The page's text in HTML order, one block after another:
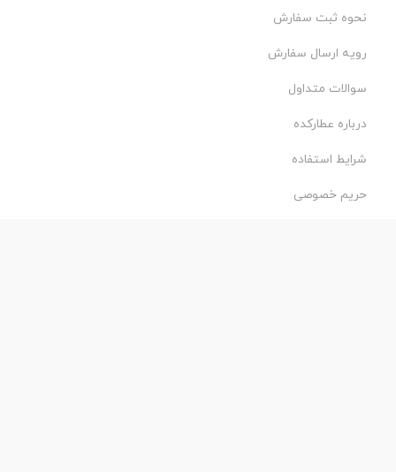
نحوه ثبت سفارش
رویه ارسال سفارش
سوالات متداول
درباره عطارکده
شرایط استفاده
حریم خصوصی